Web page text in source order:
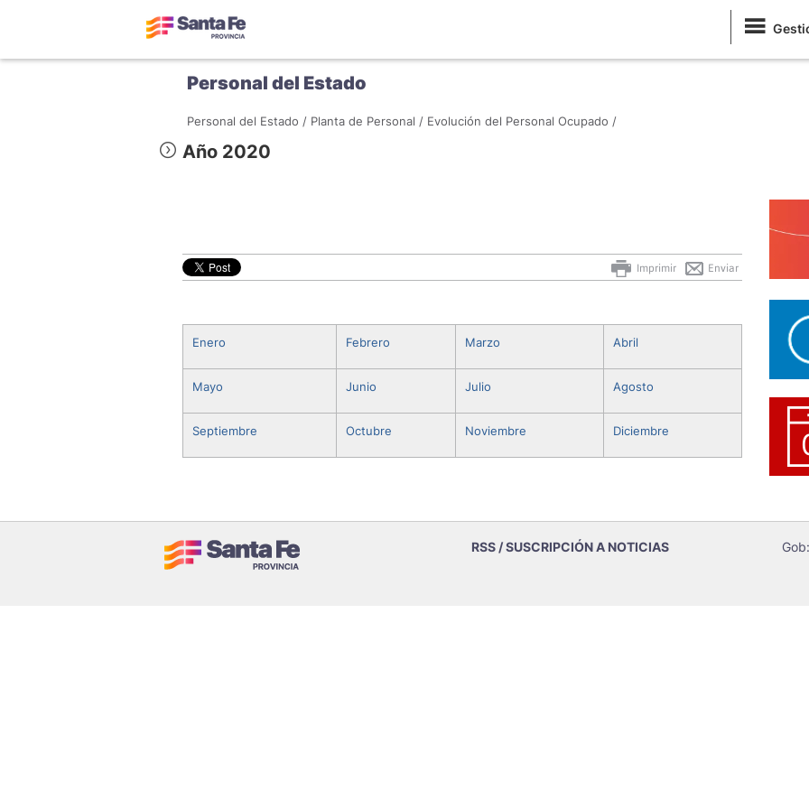
Personal del Estado
Personal del Estado / Planta de Personal / Evolución del Personal Ocupado /
Año 2020
Enviar
Imprimir
Enero Febrero Marzo Abril
Mayo Junio Julio Agosto
Septiembre Octubre Noviembre Diciembre
RSS / SUSCRIPCIÓN A NOTICIAS